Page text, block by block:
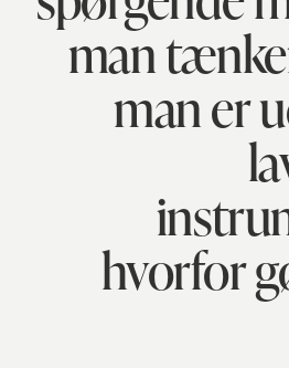
man
man er
hvorfor